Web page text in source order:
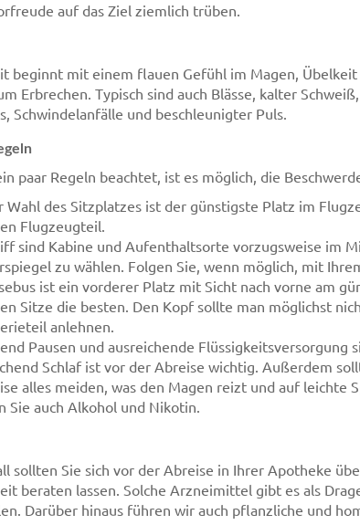
auf das Ziel ziemlich trüben.
beginnt mit einem flauen Gefühl im Magen,
Erbrechen. Typisch sind auch Blässe, kalter
Schwindelanfälle und beschleunigter Puls.
paar Regeln beachtet, ist es möglich, die
Wahl des Sitzplatzes ist der günstigste Platz im
Flugzeugteil.
sind Kabine und Aufenthaltsorte vorzugsweise im
zu wählen. Folgen Sie, wenn möglich, mit
ist ein vorderer Platz mit Sicht nach vorne am
Sitze die besten. Den Kopf sollte man möglichst
anlehnen.
Pausen und ausreichende Flüssigkeitsversorgung
Schlaf ist vor der Abreise wichtig. Außerdem
alles meiden, was den Magen reizt und auf leichte
Sie auch Alkohol und Nikotin.
sollten Sie sich vor der Abreise in Ihrer Apotheke
beraten lassen. Solche Arzneimittel gibt es als
Darüber hinaus führen wir auch pflanzliche und